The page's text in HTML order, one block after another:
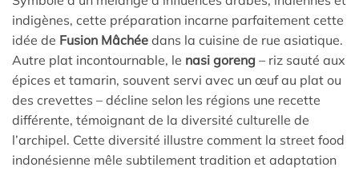
indigènes, cette préparation incarne parfaitement cette
idée de Fusion Mâchée dans la cuisine de rue asiatique.
Autre plat incontournable, le nasi goreng – riz sauté aux
épices et tamarin, souvent servi avec un œuf au plat ou
des crevettes – décline selon les régions une recette
différente, témoignant de la diversité culturelle de
l’archipel. Cette diversité illustre comment la street food
indonésienne mêle subtilement tradition et adaptation